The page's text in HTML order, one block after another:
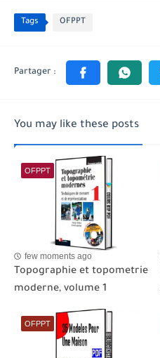
Tags OFPPT
You may like these posts
OFPPT
few moments ago
Topographie et topometrie
moderne, volume 1
OFPPT